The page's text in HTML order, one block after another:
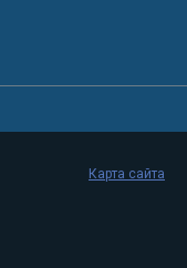
Карта сайта